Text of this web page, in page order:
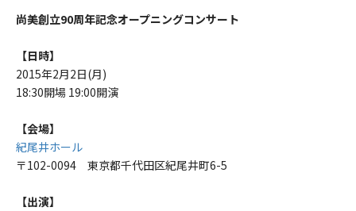
尚美創立90周年記念オープニングコンサート
【日時】
2015年2月2日(月)
18:30開場 19:00開演
【会場】
紀尾井ホール
〒102-0094 東京都千代田区紀尾井町6-5
【出演】